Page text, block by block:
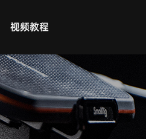
视频教程